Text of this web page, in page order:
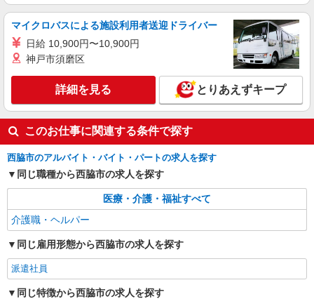
西脇市内 ≪最寄り駅≫西脇市
キープ 詳細を見る
派遣社員
株式会社kotrio /●KB-H-1879406
【西脇市駅近く】病院でシーツ交換や備品管理
など★看護助手募集
時給1550円〜2187円 ＜日払い有/週払い有/交
西脇市内 ≪最寄り駅≫西脇市
詳細を見る
派遣社員
株式会社トラストグロース西日本 大阪本社
住宅型有料老人ホームでの介護業務
１夜勤：23500円〜25000円 ●交通費支給あり
※経験・資格により考慮いたします！
マイクロバスによる施設利用者送迎ドライバー
日給 10,900円〜10,900円
神戸市須磨区
詳細を見る とりあえずキープ
このお仕事に関連する条件で探す
西脇市のアルバイト・バイト・パートの求人を探す
同じ職種から西脇市の求人を探す
医療・介護・福祉すべて
介護職・ヘルパー
同じ雇用形態から西脇市の求人を探す
派遣社員
同じ特徴から西脇市の求人を探す